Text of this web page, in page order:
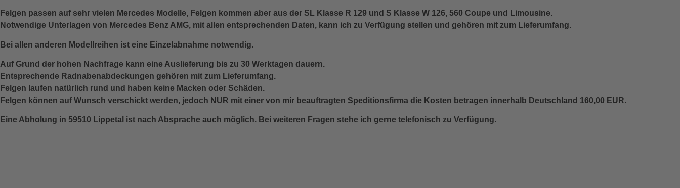
Felgen passen auf sehr vielen Mercedes Modelle, Felgen kommen aber aus der SL Klasse R 129 und S Klasse W 126, 560 Coupe und Limousine.
Notwendige Unterlagen von Mercedes Benz AMG, mit allen entsprechenden Daten, kann ich zu Verfügung stellen und gehören mit zum Lieferumfang.
Bei allen anderen Modellreihen ist eine Einzelabnahme notwendig.
Auf Grund der hohen Nachfrage kann eine Auslieferung bis zu 30 Werktagen dauern.
Entsprechende Radnabenabdeckungen gehören mit zum Lieferumfang.
Felgen laufen natürlich rund und haben keine Macken oder Schäden.
Felgen können auf Wunsch verschickt werden, jedoch NUR mit einer von mir beauftragten Speditionsfirma die Kosten betragen innerhalb Deutschland 160,00 EUR.
Eine Abholung in 59510 Lippetal ist nach Absprache auch möglich. Bei weiteren Fragen stehe ich gerne telefonisch zu Verfügung.